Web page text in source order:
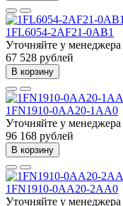
1FL6054-2AF21-0AB1
Уточняйте у менеджера
67 528 рублей
В корзину
1FN1910-0AA20-1AA0
Уточняйте у менеджера
96 168 рублей
В корзину
1FN1910-0AA20-2AA0
Уточняйте у менеджера